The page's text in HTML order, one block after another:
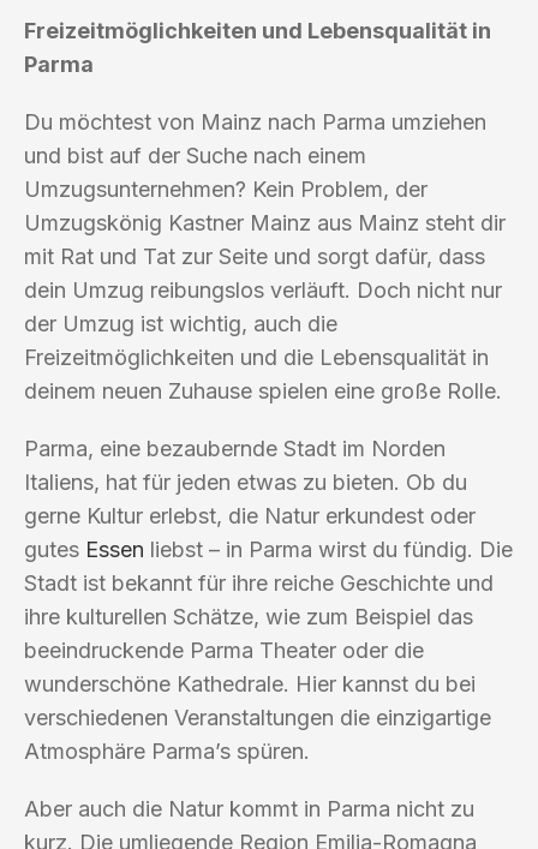
Freizeitmöglichkeiten und Lebensqualität in
Parma
Du möchtest von Mainz nach Parma umziehen
und bist auf der Suche nach einem
Umzugsunternehmen? Kein Problem, der
Umzugskönig Kastner Mainz aus Mainz steht dir
mit Rat und Tat zur Seite und sorgt dafür, dass
dein Umzug reibungslos verläuft. Doch nicht nur
der Umzug ist wichtig, auch die
Freizeitmöglichkeiten und die Lebensqualität in
deinem neuen Zuhause spielen eine große Rolle.
Parma, eine bezaubernde Stadt im Norden
Italiens, hat für jeden etwas zu bieten. Ob du
gerne Kultur erlebst, die Natur erkundest oder
gutes Essen liebst – in Parma wirst du fündig. Die
Stadt ist bekannt für ihre reiche Geschichte und
ihre kulturellen Schätze, wie zum Beispiel das
beeindruckende Parma Theater oder die
wunderschöne Kathedrale. Hier kannst du bei
verschiedenen Veranstaltungen die einzigartige
Atmosphäre Parma’s spüren.
Aber auch die Natur kommt in Parma nicht zu
kurz. Die umliegende Region Emilia-Romagna